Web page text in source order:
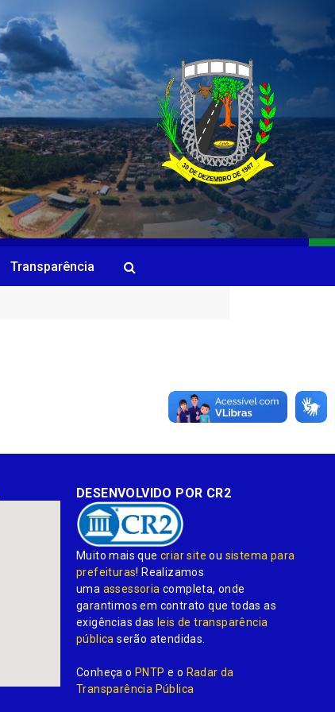
Transparência
DESENVOLVIDO POR CR2
Muito mais quecriar site ou sistema para
prefeituras! Realizamos
uma assessoria completa, onde
garantimos em contrato que todas as
exigências dasleis de transparência
pública serão atendidas.
Conheça oPNTP e o Radar da
Transparência Pública